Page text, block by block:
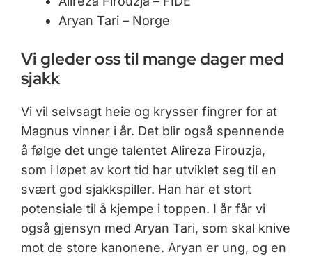
Aryan Tari – Norge
Vi gleder oss til mange dager med
sjakk
Vi vil selvsagt heie og krysser fingrer for at
Magnus vinner i år. Det blir også spennende
å følge det unge talentet Alireza Firouzja,
som i løpet av kort tid har utviklet seg til en
svært god sjakkspiller. Han har et stort
potensiale til å kjempe i toppen. I år får vi
også gjensyn med Aryan Tari, som skal knive
mot de store kanonene. Aryan er ung, og en